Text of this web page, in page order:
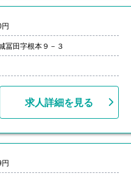
冨田字根本９－３
求人詳細を見る